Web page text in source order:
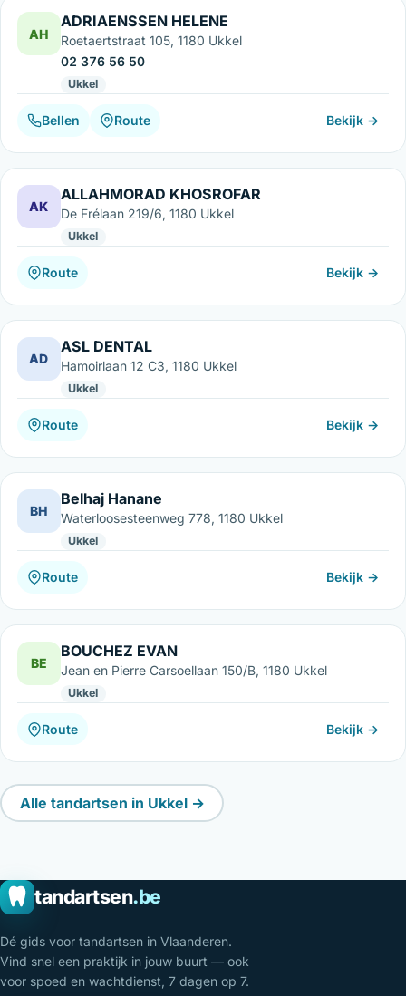
AH
ADRIAENSSEN HELENE
Roetaertstraat 105, 1180 Ukkel
02 376 56 50
Ukkel
Bellen Route Bekijk →
AK
ALLAHMORAD KHOSROFAR
De Frélaan 219/6, 1180 Ukkel
Ukkel
Route Bekijk →
AD
ASL DENTAL
Hamoirlaan 12 C3, 1180 Ukkel
Ukkel
Route Bekijk →
BH
Belhaj Hanane
Waterloosesteenweg 778, 1180 Ukkel
Ukkel
Route Bekijk →
BE
BOUCHEZ EVAN
Jean en Pierre Carsoellaan 150/B, 1180 Ukkel
Ukkel
Route Bekijk →
Alle tandartsen in Ukkel →
tandartsen.be
Dé gids voor tandartsen in Vlaanderen.
Vind snel een praktijk in jouw buurt — ook
voor spoed en wachtdienst, 7 dagen op 7.